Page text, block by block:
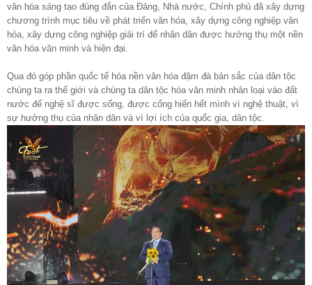
văn hóa sáng tạo đúng đắn của Đảng, Nhà nước, Chính phủ đã xây dựng
chương trình mục tiêu về phát triển văn hóa, xây dựng công nghiệp văn
hóa, xây dựng công nghiệp giải trí để nhân dân được hưởng thụ một nền
văn hóa văn minh và hiện đại.
Qua đó góp phần quốc tế hóa nền văn hóa đậm đà bản sắc của dân tộc
chúng ta ra thế giới và chúng ta dân tộc hóa văn minh nhân loại vào đất
nước để nghệ sĩ được sống, được cống hiến hết mình vì nghệ thuật, vì
sự hưởng thụ của nhân dân và vì lợi ích của quốc gia, dân tộc.